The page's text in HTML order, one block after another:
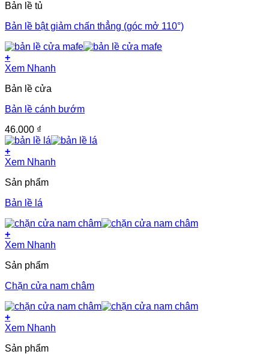
Bản lề tủ
Bản lề bật giảm chấn thẳng (góc mở 110°)
+
Xem Nhanh
Bản lề cửa
Bản lề cánh bướm
46.000 ₫
+
Xem Nhanh
Sản phẩm
Bản lề lá
+
Xem Nhanh
Sản phẩm
Chặn cửa nam châm
+
Xem Nhanh
Sản phẩm